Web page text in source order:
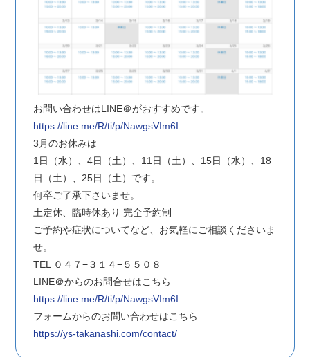
お問い合わせはLINE＠がおすすめです。
https://line.me/R/ti/p/NawgsVIm6I
3月のお休みは
1日（水）、4日（土）、11日（土）、15日（水）、18
日（土）、25日（土）です。
何卒ご了承下さいませ。
土定休、臨時休あり 完全予約制
ご予約や症状についてなど、お気軽にご相談くださいま
せ。
TEL ０４７−３１４−５５０８
LINE＠からのお問合せはこちら
https://line.me/R/ti/p/NawgsVIm6I
フォームからのお問い合わせはこちら
https://ys-takanashi.com/contact/